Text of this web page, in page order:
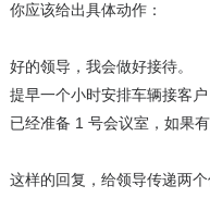
你应该给出具体动作：
好的领导，我会做好接待。
提早一个小时安排车辆接客
已经准备 1 号会议室，如果
这样的回复，给领导传递两个